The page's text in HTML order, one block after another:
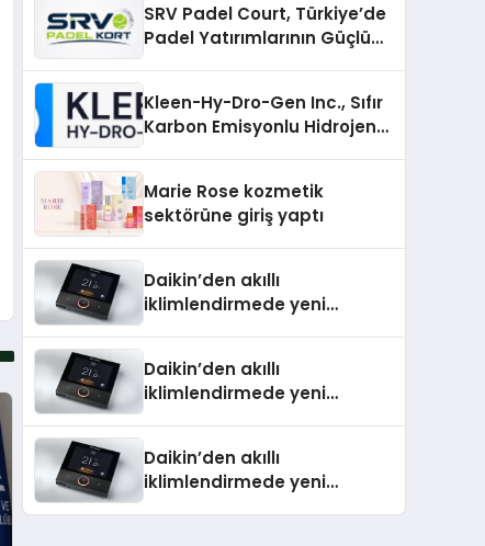
SRV Padel Court, Türkiye’de
Padel Yatırımlarının Güçlü
Kleen-Hy-Dro-Gen Inc., Sıfır
Karbon Emisyonlu Hidrojen
Aldı
Marie Rose kozmetik
sektörüne giriş yaptı
Daikin’den akıllı
iklimlendirmede yeni
Daikin’den akıllı
iklimlendirmede yeni
Daikin’den akıllı
iklimlendirmede yeni